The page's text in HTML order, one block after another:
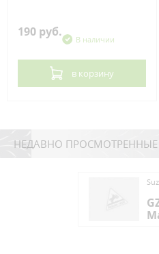
190 руб.
В наличии
в корзину
НЕДАВНО